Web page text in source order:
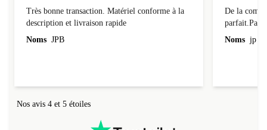
Très bonne transaction. Matériel conforme à la
description et livraison rapide
Noms JPB
De la
Noms jp
Nos avis 4 et 5 étoiles